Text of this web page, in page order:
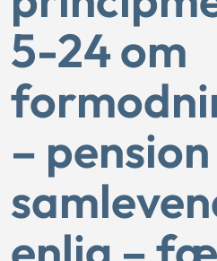
5-24 om
–